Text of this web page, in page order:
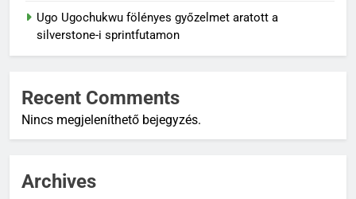
Ugo Ugochukwu fölényes győzelmet aratott a
silverstone-i sprintfutamon
Recent Comments
Nincs megjeleníthető bejegyzés.
Archives